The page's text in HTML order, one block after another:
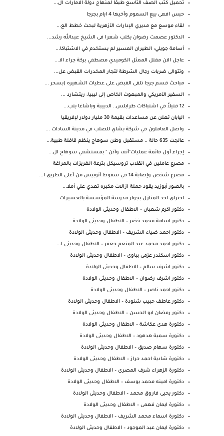
تحميل كتب الصف التاسع طبقا لمنهاج دولة الامارات ال...
حبس افعى بيع السموم وأخيها 4 ايام بجرجا
لقاء موسع مع مديري الإدارات الأزهرية لبحث خطط الع...
الدكتور عصمت رضوان يكتب شعرا فى الشيخ عبدالله رشد...
أسامة جويلي: الطيران المسير لم يستخدم في الاشتباكا...
عاجل الان مقتل الممثل الكوميدي مصطفي بركة جراء الا...
وتتوالى ضربات رجال الشرطة لتجار المخدرات القبض عل...
مباحث قسم جرجا تلقى القبض على عطيات الشهيره (بسحر ...
السفير الأمريكي والمبعوث الخاص إلى ليبيا، ريتشارد ...
12 قتيلاً في اشتباكات طرابلس.. الدبيبة وباشاغا يتب...
اليابان تعلن عن مساعدات بقيمة 30 مليار دولار لإفريقيا
واصل العاملون في شركة بشاي للصلب في مدينة السادات ...
عالجت 635 حالة .. مستقبل وطن سوهاج ينظم قافلة طبية...
إجراء أول قائمة عمليات"أنف وآذن " بمستشفي سوهاج ال...
مصرع عاملين في انقلاب تروسيكل بترعة الغريزات بالمراغة
مصرع شخص وإصابة 14 في سقوط أتوبيس من أعلى الطريق ا...
بالصور أبوزيد يقود حملة ازالات مكبره تعدي علي أملا...
احتراق احد المنازل بجوار مدرسة المؤسسة بالعسيرات
دكتور اكرم شعبان – الاطفال وحديثى الولادة
دكتور اسامة محمد خضر – الاطفال وحديثى الولادة
دكتور احمد ضياء الشريف – الاطفال وحديثى الولادة
دكتور احمد محمد عبد المنعم جعفر – الاطفال وحديثى ا...
دكتور اسكندر عزمى بباوى – الاطفال وحديثى الولادة
دكتور اشرف سالم – الاطفال وحديثى الولادة
دكتور اشرف رضوان – الاطفال وحديثى الولادة
دكتور احمد ناصر – الاطفال وحديثى الولادة
دكتور عاطف حبيب شنودة – الاطفال وحديثى الولادة
دكتور رمضان ابو الحسن – الاطفال وحديثى الولادة
دكتورة هدى عكاشة – الاطفال وحديثى الولادة
دكتورة سمية هدهود – الاطفال وحديثى الولادة
دكتورة سهام صديق – الاطفال وحديثى الولادة
دكتورة شادية احمد حراز – الاطفال وحديثى الولادة
دكتورة الزهراء شرف المصرى – الاطفال وحديثى الولادة
دكتورة امينه محمد يوسف – الاطفال وحديثى الولادة
دكتور يحيى فاروق محمد – الاطفال وحديثى الولادة
دكتورة ايمان فهمى – الاطفال وحديثى الولادة
دكتورة اسماء محمد الشريف – الاطفال وحديثى الولادة
دكتورة ايمان عبد الموجود – الاطفال وحديثى الولادة